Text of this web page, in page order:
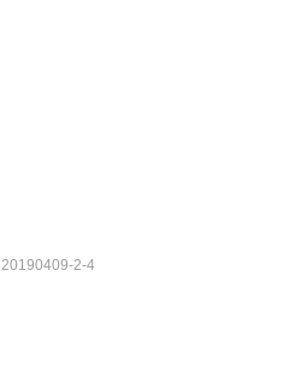
20190409-2-4